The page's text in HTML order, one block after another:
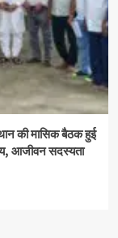
की मासिक बैठक हुई
आजीवन सदस्यता